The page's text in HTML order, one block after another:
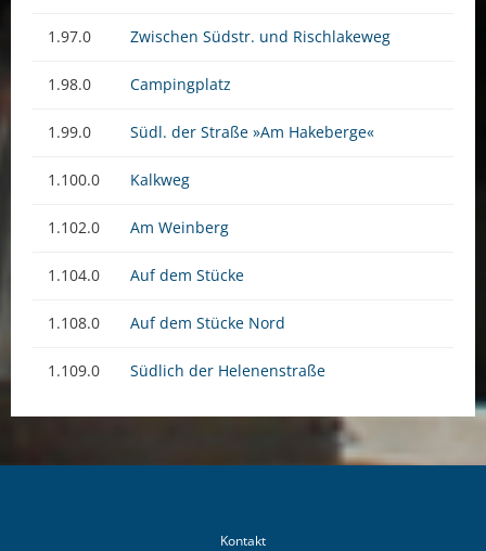
1.97.0 Zwischen Südstr. und Rischlakeweg
1.98.0 Campingplatz
1.99.0 Südl. der Straße »Am Hakeberge«
1.100.0 Kalkweg
1.102.0 Am Weinberg
1.104.0 Auf dem Stücke
1.108.0 Auf dem Stücke Nord
1.109.0 Südlich der Helenenstraße
Kontakt